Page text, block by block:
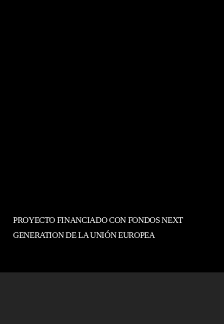
PROYECTO FINANCIADO CON FONDOS NEXT
GENERATION DE LA UNIÓN EUROPEA